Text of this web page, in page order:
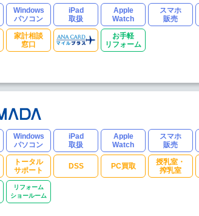
Windows
パソコン
iPad
取扱
Apple
Watch
スマホ
販売
家計相談
窓口
お手軽
リフォーム
Windows
パソコン
iPad
取扱
Apple
Watch
スマホ
販売
トータル
サポート
DSS PC買取
授乳室・
搾乳室
リフォーム
ショールーム